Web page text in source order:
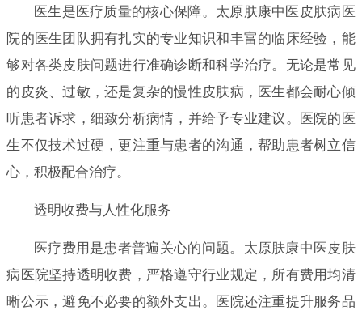
医生是医疗质量的核心保障。太原肤康中医皮肤病医
院的医生团队拥有扎实的专业知识和丰富的临床经验，能
够对各类皮肤问题进行准确诊断和科学治疗。无论是常见
的皮炎、过敏，还是复杂的慢性皮肤病，医生都会耐心倾
听患者诉求，细致分析病情，并给予专业建议。医院的医
生不仅技术过硬，更注重与患者的沟通，帮助患者树立信
心，积极配合治疗。
透明收费与人性化服务
医疗费用是患者普遍关心的问题。太原肤康中医皮肤
病医院坚持透明收费，严格遵守行业规定，所有费用均清
晰公示，避免不必要的额外支出。医院还注重提升服务品